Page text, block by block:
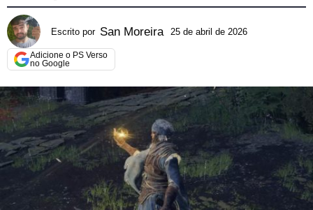
Escrito por San Moreira 25 de abril de 2026
j
n
d
e
2
2
Adicione o PS Verso
no Google